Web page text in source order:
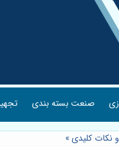
صنعت بسته بندی
نکات کلیدی»